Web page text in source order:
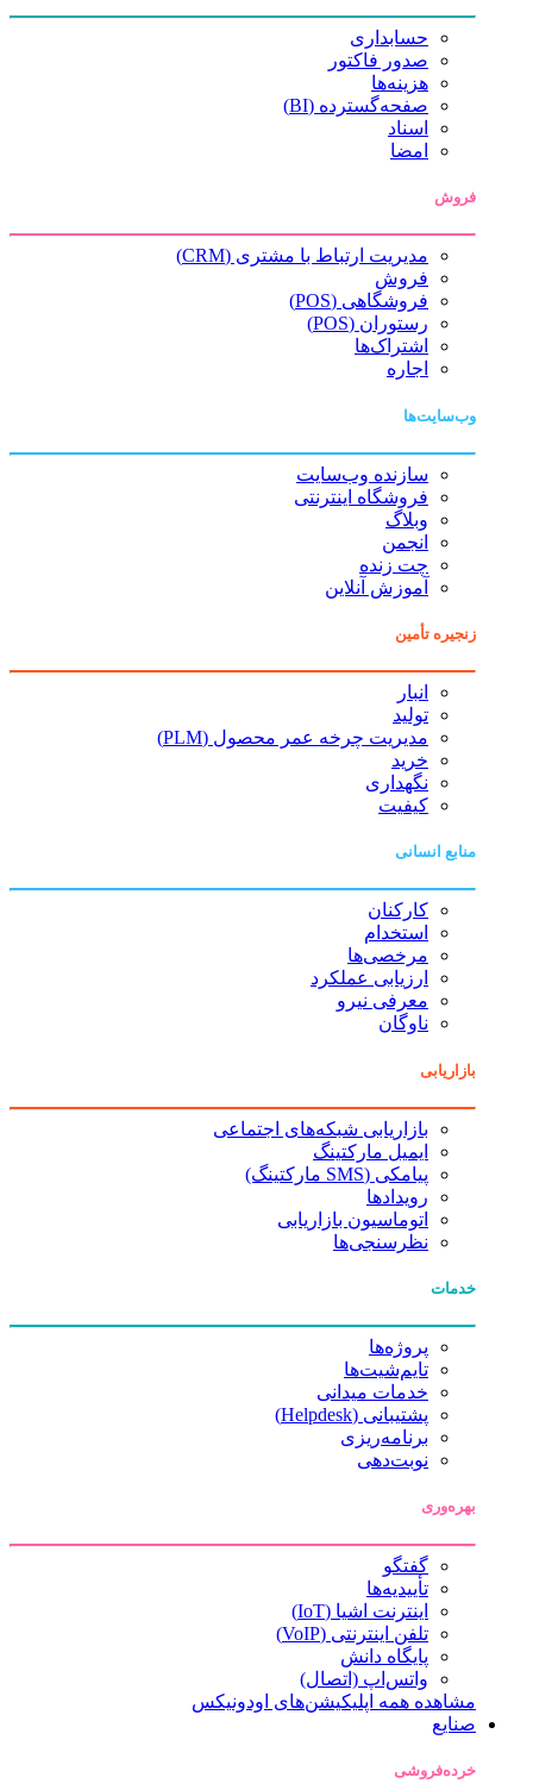
حسابداری
صدور فاکتور
هزینه‌ها
صفحه‌گسترده (BI)
اسناد
امضا
فروش
مدیریت ارتباط با مشتری (CRM)
فروش
فروشگاهی (POS)
رستوران (POS)
اشتراک‌ها
اجاره
وب‌سایت‌ها
سازنده وب‌سایت
فروشگاه اینترنتی
وبلاگ
انجمن
چت زنده
آموزش آنلاین
زنجیره تأمین
انبار
تولید
مدیریت چرخه عمر محصول (PLM)
خرید
نگهداری
کیفیت
منابع انسانی
کارکنان
استخدام
مرخصی‌ها
ارزیابی عملکرد
معرفی نیرو
ناوگان
بازاریابی
بازاریابی شبکه‌های اجتماعی
ایمیل مارکتینگ
پیامکی (SMS مارکتینگ)
رویدادها
اتوماسیون بازاریابی
نظرسنجی‌ها
خدمات
پروژه‌ها
تایم‌شیت‌ها
خدمات میدانی
پشتیبانی (Helpdesk)
برنامه‌ریزی
نوبت‌دهی
بهره‌وری
گفتگو
تأییدیه‌ها
اینترنت اشیا (IoT)
تلفن اینترنتی (VoIP)
پایگاه دانش
واتس‌اپ (اتصال)
مشاهده همه اپلیکیشن‌های اودونیکس
صنایع
خرده‌فروشی